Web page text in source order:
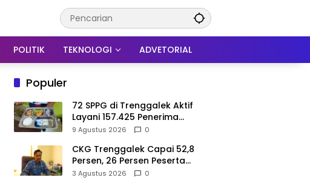
POLITIK TEKNOLOGI ADVETORIAL
Populer
72 SPPG di Trenggalek Aktif
Layani 157.425 Penerima
Manfaat MBG
9 Agustus 2026 0
CKG Trenggalek Capai 52,8
Persen, 26 Persen Peserta
Berpotensi Alami Masalah
3 Agustus 2026 0